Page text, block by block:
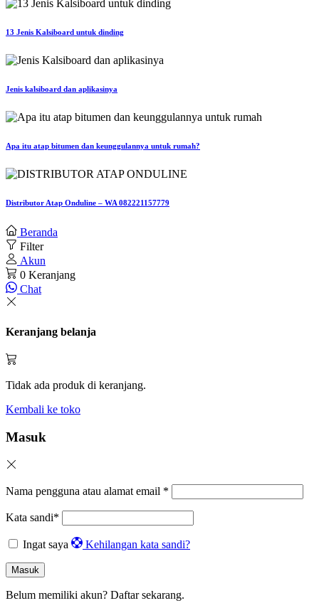
13 Jenis Kalsiboard untuk dinding
Jenis kalsiboard dan aplikasinya
Apa itu atap bitumen dan keunggulannya untuk rumah?
Distributor Atap Onduline – WA 082221157779
Beranda
Filter
Akun
0 Keranjang
Chat
Keranjang belanja
Tidak ada produk di keranjang.
Kembali ke toko
Masuk
Nama pengguna atau alamat email *
Kata sandi*
Ingat saya Kehilangan kata sandi?
Masuk
Belum memiliki akun? Daftar sekarang.